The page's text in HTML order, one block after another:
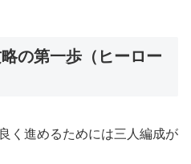
の第一歩（ヒーロー
く進めるためには三人編成が